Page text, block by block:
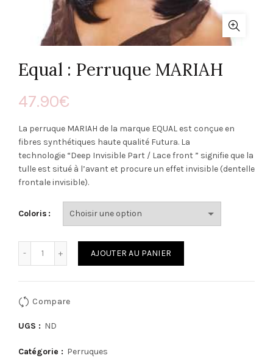
Equal : Perruque MARIAH
47.90€
La perruque MARIAH de la marque EQUAL est conçue en
fibres synthétiques haute qualité Futura. La
technologie “Deep Invisible Part / Lace front ” signifie que la
tulle est situé à l’avant et procure un effet invisible (dentelle
frontale invisible).
Coloris
AJOUTER AU PANIER
Compare
UGS : ND
Catégorie : Perruques